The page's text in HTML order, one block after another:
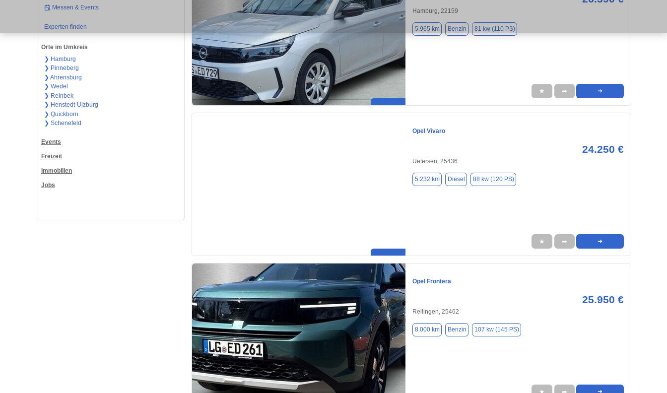
Messen & Events
Experten finden
Orte im Umkreis
❯ Hamburg
❯ Pinneberg
❯ Ahrensburg
❯ Wedel
❯ Reinbek
❯ Henstedt-Ulzburg
❯ Quickborn
❯ Schenefeld
Events
Freizeit
Immobilien
Jobs
Hamburg, 22159
5.965 km Benzin 81 kw (110 PS)
★ ➦ ➜
Opel Vivaro
24.250 €
Uetersen, 25436
5.232 km Diesel 88 kw (120 PS)
★ ➦ ➜
Opel Frontera
25.950 €
Rellingen, 25462
8.000 km Benzin 107 kw (145 PS)
➜